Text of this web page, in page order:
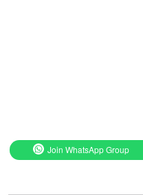
Join WhatsApp Group